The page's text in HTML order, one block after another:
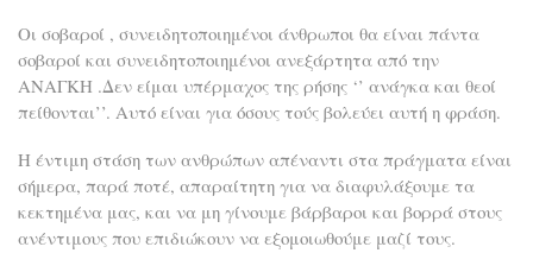
Οι σοβαροί , συνειδητοποιημένοι άνθρωποι θα είναι πάντα
σοβαροί και συνειδητοποιημένοι ανεξάρτητα από την
ΑΝΑΓΚΗ .Δεν είμαι υπέρμαχος της ρήσης ‘’ ανάγκα και θεοί
πείθονται’’. Αυτό είναι για όσους τούς βολεύει αυτή η φράση.
Η έντιμη στάση των ανθρώπων απέναντι στα πράγματα είναι
σήμερα, παρά ποτέ, απαραίτητη για να διαφυλάξουμε τα
κεκτημένα μας, και να μη γίνουμε βάρβαροι και βορρά στους
ανέντιμους που επιδιώκουν να εξομοιωθούμε μαζί τους.